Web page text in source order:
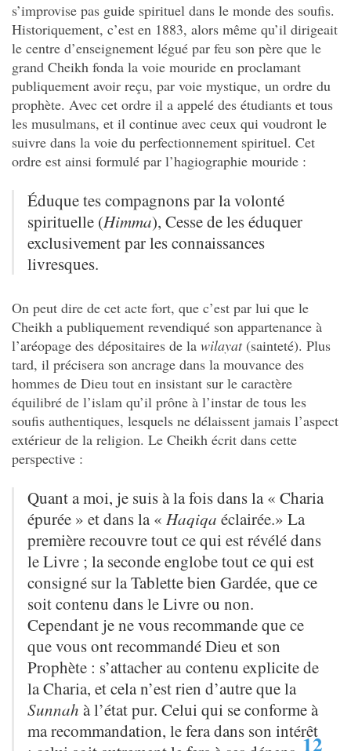
s’improvise pas guide spirituel dans le monde des soufis.
Historiquement, c’est en 1883, alors même qu’il dirigeait
le centre d’enseignement légué par feu son père que le
grand Cheikh fonda la voie mouride en proclamant
publiquement avoir reçu, par voie mystique, un ordre du
prophète. Avec cet ordre il a appelé des étudiants et tous
les musulmans, et il continue avec ceux qui voudront le
suivre dans la voie du perfectionnement spirituel. Cet
ordre est ainsi formulé par l’hagiographie mouride :
Éduque tes compagnons par la volonté
spirituelle (Himma), Cesse de les éduquer
exclusivement par les connaissances
livresques.
On peut dire de cet acte fort, que c’est par lui que le
Cheikh a publiquement revendiqué son appartenance à
l’aréopage des dépositaires de la wilayat (sainteté). Plus
tard, il précisera son ancrage dans la mouvance des
hommes de Dieu tout en insistant sur le caractère
équilibré de l’islam qu’il prône à l’instar de tous les
soufis authentiques, lesquels ne délaissent jamais l’aspect
extérieur de la religion. Le Cheikh écrit dans cette
perspective :
Quant a moi, je suis à la fois dans la « Charia
épurée » et dans la « Haqiqa éclairée.» La
première recouvre tout ce qui est révélé dans
le Livre ; la seconde englobe tout ce qui est
consigné sur la Tablette bien Gardée, que ce
soit contenu dans le Livre ou non.
Cependant je ne vous recommande que ce
que vous ont recommandé Dieu et son
Prophète : s’attacher au contenu explicite de
la Charia, et cela n’est rien d’autre que la
Sunnah à l’état pur. Celui qui seconforme à
ma recommandation, le fera dans son intérêt
12